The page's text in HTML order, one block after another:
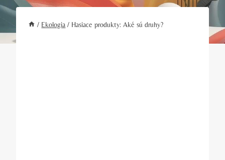
/ Ekologia / Hasiace produkty: Aké sú druhy?